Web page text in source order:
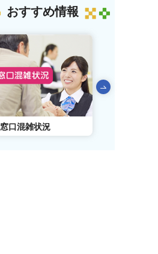
おすすめ情報
前のスライドを表示
窓口混雑状況